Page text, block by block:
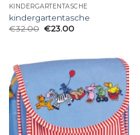
KINDERGARTENTASCHE
kindergartentasche
€32.00 €23.00